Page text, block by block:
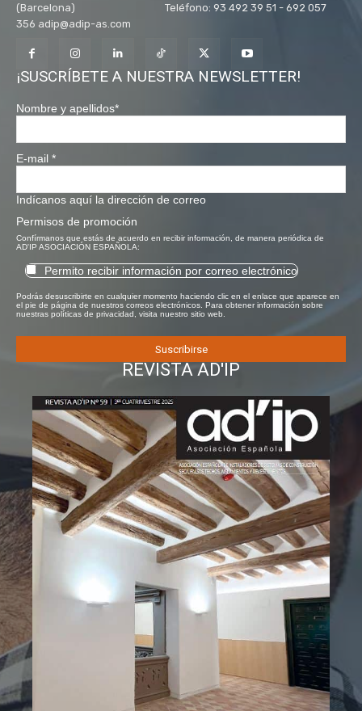
(Barcelona) Teléfono: 93 492 39 51 - 692 057
356 adip@adip-as.com
¡SUSCRÍBETE A NUESTRA NEWSLETTER!
Nombre y apellidos*
E-mail *
Indícanos aquí la dirección de correo
Permisos de promoción
Confírmanos que estás de acuerdo en recibir información, de manera periódica de
AD'IP ASOCIACIÓN ESPAÑOLA:
Permito recibir información por correo electrónico
Podrás desuscribirte en cualquier momento haciendo clic en el enlace que aparece en
el pie de página de nuestros correos electrónicos. Para obtener información sobre
nuestras políticas de privacidad, visita nuestro sitio web.
REVISTA AD'IP